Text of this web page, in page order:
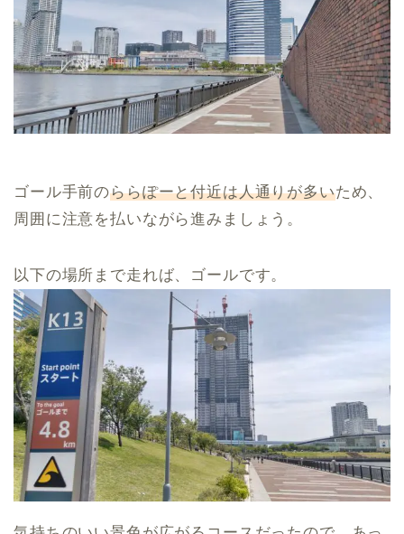
ゴール手前のららぽーと付近は人通りが多いため、
周囲に注意を払いながら進みましょう。
以下の場所まで走れば、ゴールです。